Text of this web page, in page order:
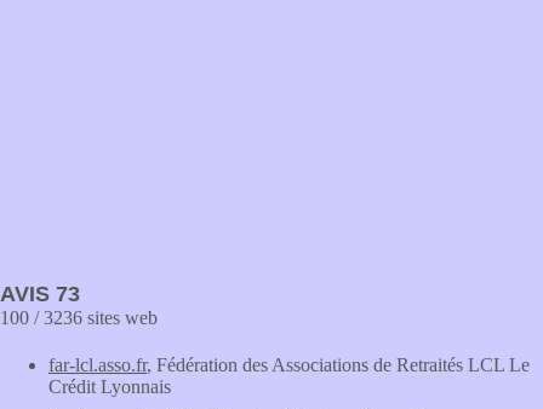
AVIS 73
100 / 3236 sites web
far-lcl.asso.fr, Fédération des Associations de Retraités LCL Le
Crédit Lyonnais